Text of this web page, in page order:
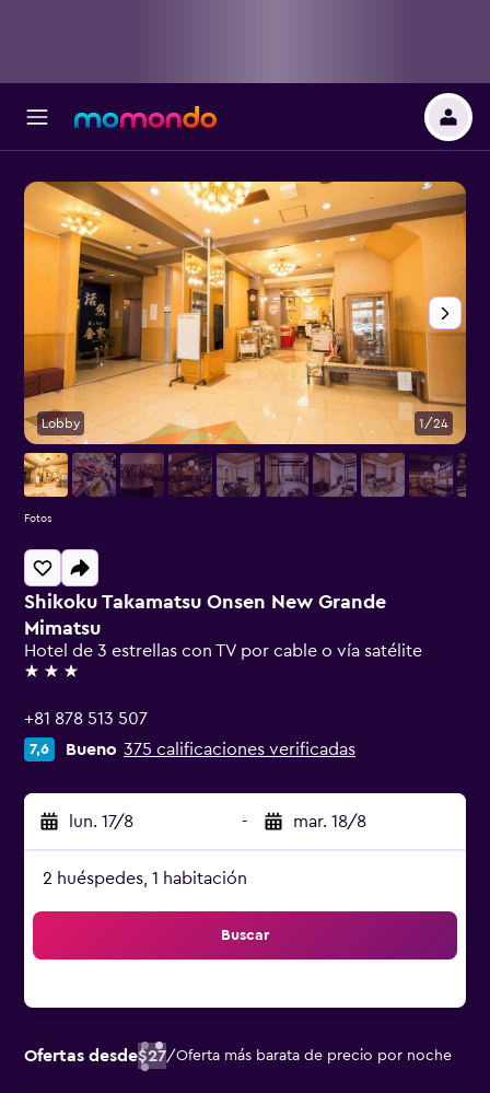
Shikoku Takamatsu Onsen New Grande
Mimatsu
Hotel de 3 estrellas con TV por cable o vía satélite
3 estrellas
+81 878 513 507
7,6 Bueno 375 calificaciones verificadas
lun. 17/8 - mar. 18/8
2 huéspedes, 1 habitación
Buscar
Ofertas desde$27/Oferta más barata de precio por noche
Lobby 1/24
Fotos